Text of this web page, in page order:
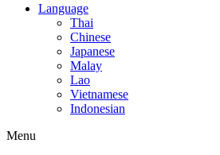
Language
Thai
Chinese
Japanese
Malay
Lao
Vietnamese
Indonesian
Menu